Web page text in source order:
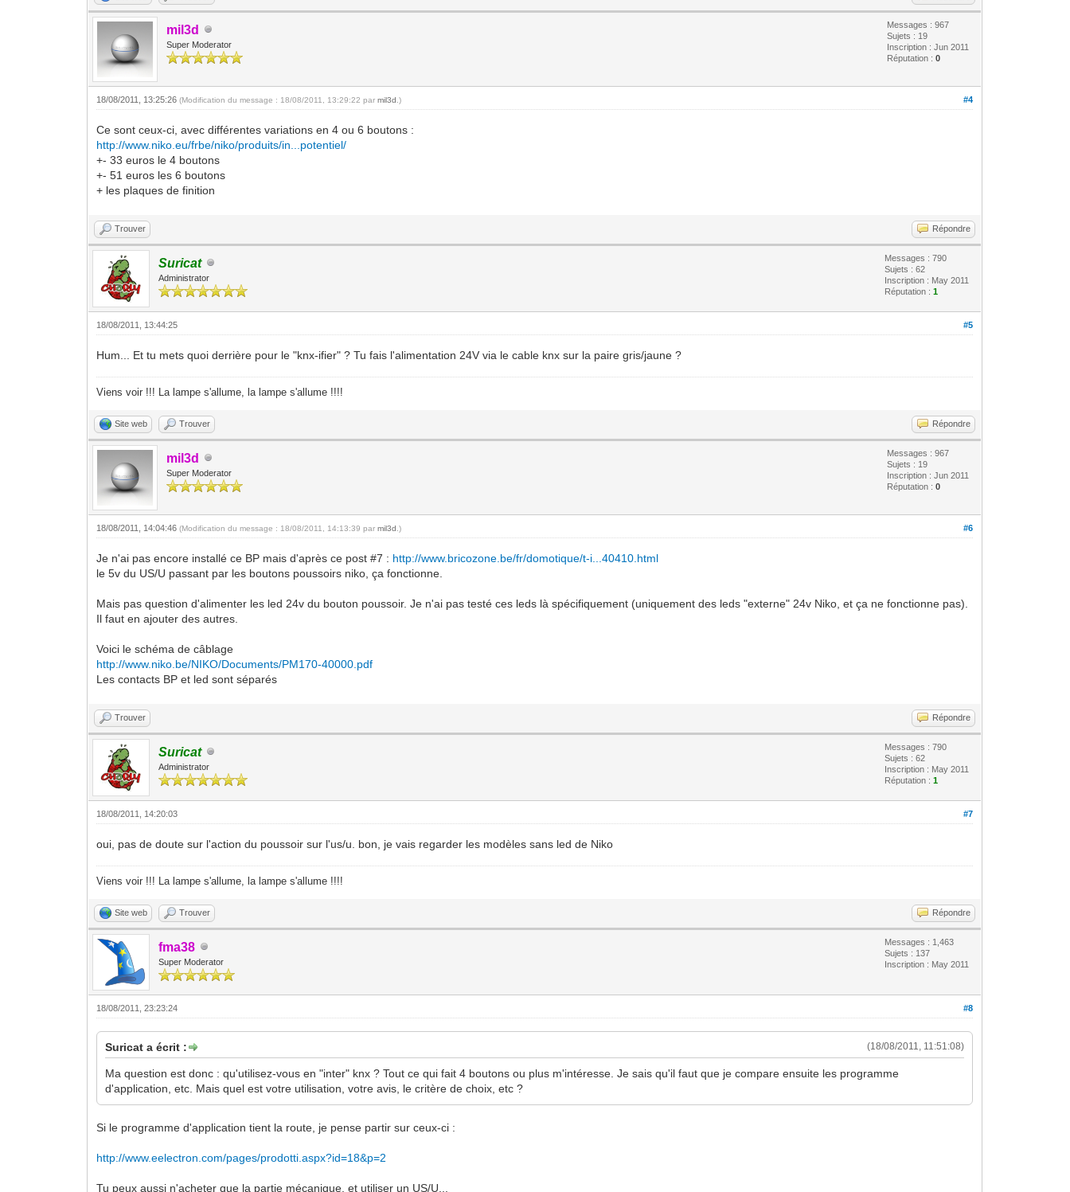
mil3d
Super Moderator
Messages : 967
Sujets : 19
Inscription : Jun 2011
Réputation :0
#4
18/08/2011, 13:25:26(Modification du message : 18/08/2011, 13:29:22 parmil3d .)
Ce sont ceux-ci, avec différentes variations en 4 ou 6 boutons :
http://www.niko.eu/frbe/niko/produits/in...potentiel/
+- 33 euros le 4 boutons
+- 51 euros les 6 boutons
+ les plaques de finition
Trouver Répondre
Suricat
Administrator
Messages : 790
Sujets : 62
Inscription : May 2011
Réputation :1
#5
18/08/2011, 13:44:25
Hum... Et tu mets quoi derrière pour le "knx-ifier" ? Tu fais l'alimentation 24V via le cable knx sur la paire gris/jaune ?
Viens voir !!! La lampe s'allume, la lampe s'allume !!!!
Site web Trouver Répondre
mil3d
Super Moderator
Messages : 967
Sujets : 19
Inscription : Jun 2011
Réputation :0
#6
18/08/2011, 14:04:46(Modification du message : 18/08/2011, 14:13:39 parmil3d .)
Je n'ai pas encore installé ce BP mais d'après ce post #7 : http://www.bricozone.be/fr/domotique/t-i...40410.html
le 5v du US/U passant par les boutons poussoirs niko, ça fonctionne.
Mais pas question d'alimenter les led 24v du bouton poussoir. Je n'ai pas testé ces leds là spécifiquement (uniquement des leds "externe" 24v Niko, et ça ne fonctionne pas).
Il faut en ajouter des autres.
Voici le schéma de câblage
http://www.niko.be/NIKO/Documents/PM170-40000.pdf
Les contacts BP et led sont séparés
Trouver Répondre
Suricat
Administrator
Messages : 790
Sujets : 62
Inscription : May 2011
Réputation :1
#7
18/08/2011, 14:20:03
oui, pas de doute sur l'action du poussoir sur l'us/u. bon, je vais regarder les modèles sans led de Niko
Viens voir !!! La lampe s'allume, la lampe s'allume !!!!
Site web Trouver Répondre
fma38
Super Moderator
Messages : 1,463
Sujets : 137
Inscription : May 2011
#8
18/08/2011, 23:23:24
(18/08/2011, 11:51:08)
Suricat a écrit :
Ma question est donc : qu'utilisez-vous en "inter" knx ? Tout ce qui fait 4 boutons ou plus m'intéresse. Je sais qu'il faut que je compare ensuite les programme
d'application, etc. Mais quel est votre utilisation, votre avis, le critère de choix, etc ?
Si le programme d'application tient la route, je pense partir sur ceux-ci :
http://www.eelectron.com/pages/prodotti.aspx?id=18&p=2
Tu peux aussi n'acheter que la partie mécanique, et utiliser un US/U...